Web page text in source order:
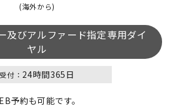
(海外から)
及びアルファード指定専用ダイ
ヤル
受付： 24時間365日
予約も可能です。